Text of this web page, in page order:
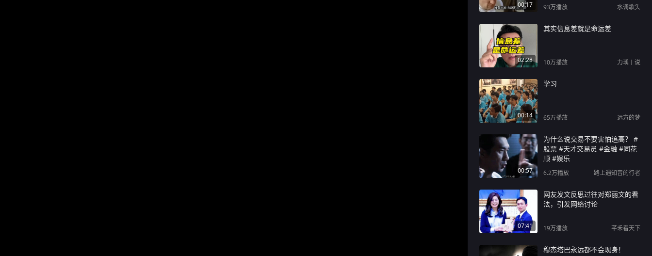
00:17 93万播放 水调歌头
02:28
其实信息差就是命运差
10万播放 力瑀丨说
00:14
学习
65万播放 远方的梦
00:57
为什么说交易不要害怕追高？ #
股票 #天才交易员 #金融 #同花
顺 #娱乐
6.2万播放 路上遇知音的行者
07:41
网友发文反思过往对郑丽文的看
法，引发网络讨论
19万播放 芊禾看天下
穆杰塔巴永远都不会现身！